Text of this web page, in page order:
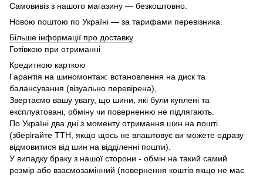
Самовивіз з нашого магазину — безкоштовно.
Новою поштою по Україні — за тарифами перевізника.
Більше інформації про доставку
Готівкою при отриманні
Кредитною карткою
Гарантія на шиномонтаж: встановлення на диск та
балансування (візуально перевірена),
Звертаємо вашу увагу, що шини, які були куплені та
експлуатовані, обміну чи поверненню не підлягають.
По Україні два дні з моменту отримання шин на пошті
(зберігайте ТТН, якщо щось не влаштовує ви можете одразу
відмовитися від шин на відділенні пошти).
У випадку браку з нашої сторони - обмін на такий самий
розмір або взаємозамінний (повернення коштів якщо не має